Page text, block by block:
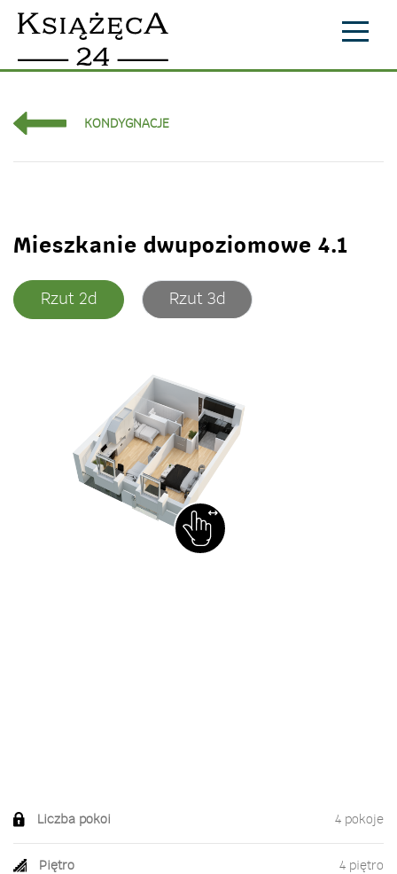
KONDYGNACJE
Mieszkanie dwupoziomowe 4.1
Rzut 2d Rzut 3d
Liczba pokoi 4 pokoje
Piętro 4 piętro